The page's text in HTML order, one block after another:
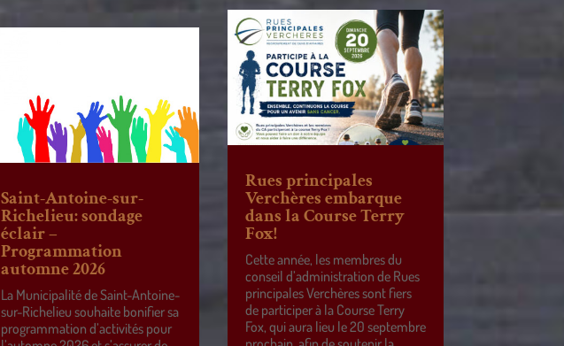
Saint-Antoine-sur-
Richelieu: sondage
éclair –
Programmation
automne 2026
La Municipalité de Saint-Antoine-
sur-Richelieu souhaite bonifier sa
programmation d’activités pour
Rues principales
Verchères embarque
dans la Course Terry
Fox!
Cette année, les membres du
conseil d’administration de Rues
principales Verchères sont fiers
de participer à la Course Terry
Fox, qui aura lieu le 20 septembre